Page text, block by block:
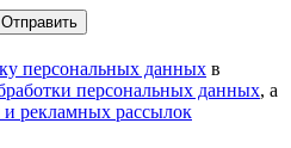
персональных данных в
персональных данных, а
рекламных рассылок